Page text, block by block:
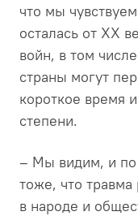
что мы
осталась от ХХ
войн, в том
страны могут
короткое время
степени.
– Мы видим, и по
тоже, что травма
в народе и